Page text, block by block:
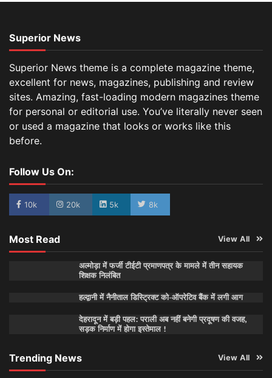
Superior News
Superior News theme is a complete magazine theme,
excellent for news, magazines, publishing and review
sites. Amazing, fast-loading modern magazines theme
for personal or editorial use. You’ve literally never seen
or used a magazine that looks or works like this
before.
Follow Us On:
10k 20k 5k 8k
Most Read View All
अल्मोड़ा में फर्जी टीईटी प्रमाणपत्र के मामले में तीन सहायक
शिक्षक निलंबित
हल्द्वानी में नैनीताल डिस्ट्रिक्ट को-ऑपरेटिव बैंक में लगी आग
देहरादून में बड़ी पहल: पराली अब नहीं बनेगी प्रदूषण की वजह,
सड़क निर्माण में होगा इस्तेमाल !
Trending News View All